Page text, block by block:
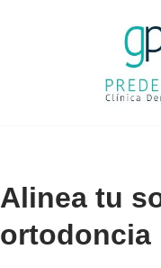
Alinea tu
ortodoncia